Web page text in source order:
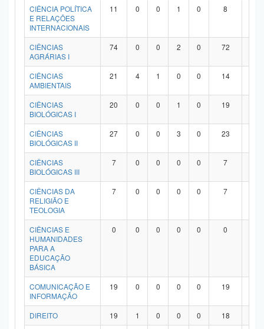
CIÊNCIA POLÍTICA
E RELAÇÕES
INTERNACIONAIS
11 0 0 1 0 8
CIÊNCIAS
AGRÁRIAS I
74 0 0 2 0 72
CIÊNCIAS
AMBIENTAIS
21 4 1 0 0 14
CIÊNCIAS
BIOLÓGICAS I
20 0 0 1 0 19
CIÊNCIAS
BIOLÓGICAS II
27 0 0 3 0 23
CIÊNCIAS
BIOLÓGICAS III
7 0 0 0 0 7
CIÊNCIAS DA
RELIGIÃO E
TEOLOGIA
7 0 0 0 0 7
CIÊNCIAS E
HUMANIDADES
PARA A
EDUCAÇÃO
BÁSICA
0 0 0 0 0 0
COMUNICAÇÃO E
INFORMAÇÃO
19 0 0 0 0 19
DIREITO 19 1 0 0 0 18